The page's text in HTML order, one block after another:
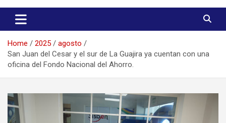
Gente Cultura y Pueblo
Home 2025
agosto
San Juan del Cesar y el sur de La Guajira ya cuentan con una
oficina del Fondo Nacional del Ahorro.